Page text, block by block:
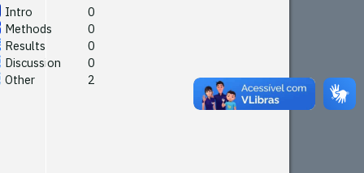
Intro
0
Methods
0
Results
0
Discussion
0
Other
2
Scite shows how a scientific
paper has been cited by